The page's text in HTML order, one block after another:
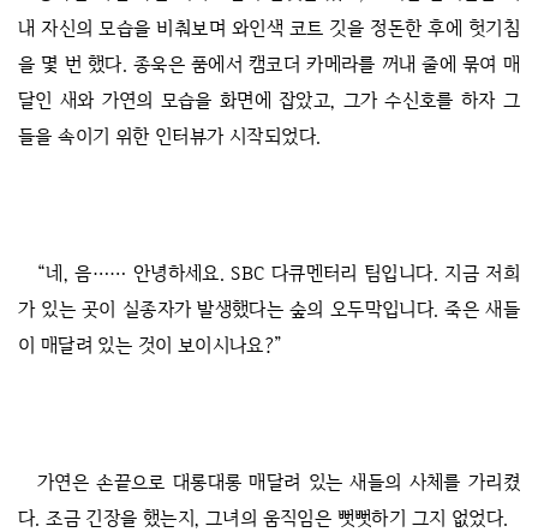
내 자신의 모습을 비춰보며 와인색 코트 깃을 정돈한 후에 헛기침
을 몇 번 했다. 종욱은 품에서 캠코더 카메라를 꺼내 줄에 묶여 매
달인 새와 가연의 모습을 화면에 잡았고, 그가 수신호를 하자 그
들을 속이기 위한 인터뷰가 시작되었다.
“네, 음…… 안녕하세요. SBC 다큐멘터리 팀입니다. 지금 저희
가 있는 곳이 실종자가 발생했다는 숲의 오두막입니다. 죽은 새들
이 매달려 있는 것이 보이시나요?”
가연은 손끝으로 대롱대롱 매달려 있는 새들의 사체를 가리켰
다. 조금 긴장을 했는지, 그녀의 움직임은 뻣뻣하기 그지 없었다.